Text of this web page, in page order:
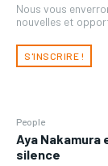
Nous vous
nouvelles et
S'INSCRIRE !
People
Aya Nakamura
silence